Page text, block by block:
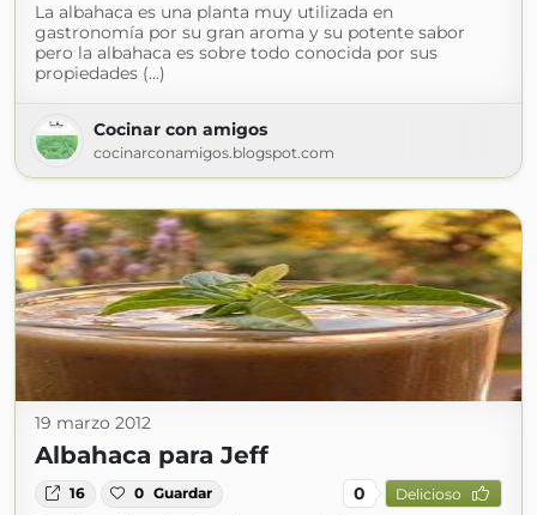
La albahaca es una planta muy utilizada en
gastronomía por su gran aroma y su potente sabor
pero la albahaca es sobre todo conocida por sus
propiedades (...)
Cocinar con amigos
cocinarconamigos.blogspot.com
19 marzo 2012
Albahaca para Jeff
16 0 Guardar 0 Delicioso